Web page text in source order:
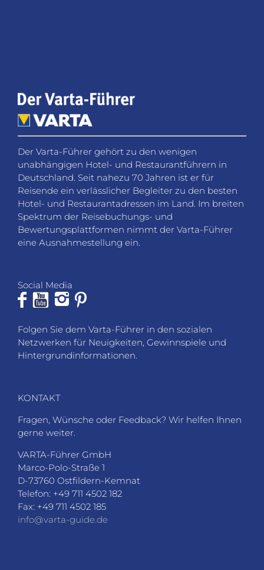
Der Varta-Führer gehört zu den wenigen
unabhängigen Hotel- und Restaurantführern in
Deutschland. Seit nahezu 70 Jahren ist er für
Reisende ein verlässlicher Begleiter zu den besten
Hotel- und Restaurantadressen im Land. Im breiten
Spektrum der Reisebuchungs- und
Bewertungsplattformen nimmt der Varta-Führer
eine Ausnahmestellung ein.
Social Media
Folgen Sie dem Varta-Führer in den sozialen
Netzwerken für Neuigkeiten, Gewinnspiele und
Hintergrundinformationen.
KONTAKT
Fragen, Wünsche oder Feedback? Wir helfen Ihnen
gerne weiter.
VARTA-Führer GmbH
Marco-Polo-Straße 1
D-73760 Ostfildern-Kemnat
Telefon: +49 711 4502 182
Fax: +49 711 4502 185
info@varta-guide.de